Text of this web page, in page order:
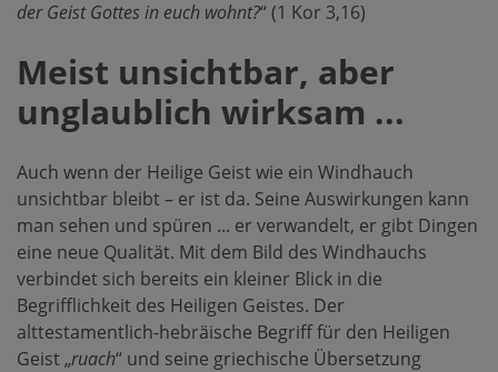
der Geist Gottes in euch wohnt?“ (1 Kor 3,16)
Meist unsichtbar, aber
unglaublich wirksam ...
Auch wenn der Heilige Geist wie ein Windhauch
unsichtbar bleibt – er ist da. Seine Auswirkungen kann
man sehen und spüren ... er verwandelt, er gibt Dingen
eine neue Qualität. Mit dem Bild des Windhauchs
verbindet sich bereits ein kleiner Blick in die
Begrifflichkeit des Heiligen Geistes. Der
alttestamentlich-hebräische Begriff für den Heiligen
Geist „ruach“ und seine griechische Übersetzung